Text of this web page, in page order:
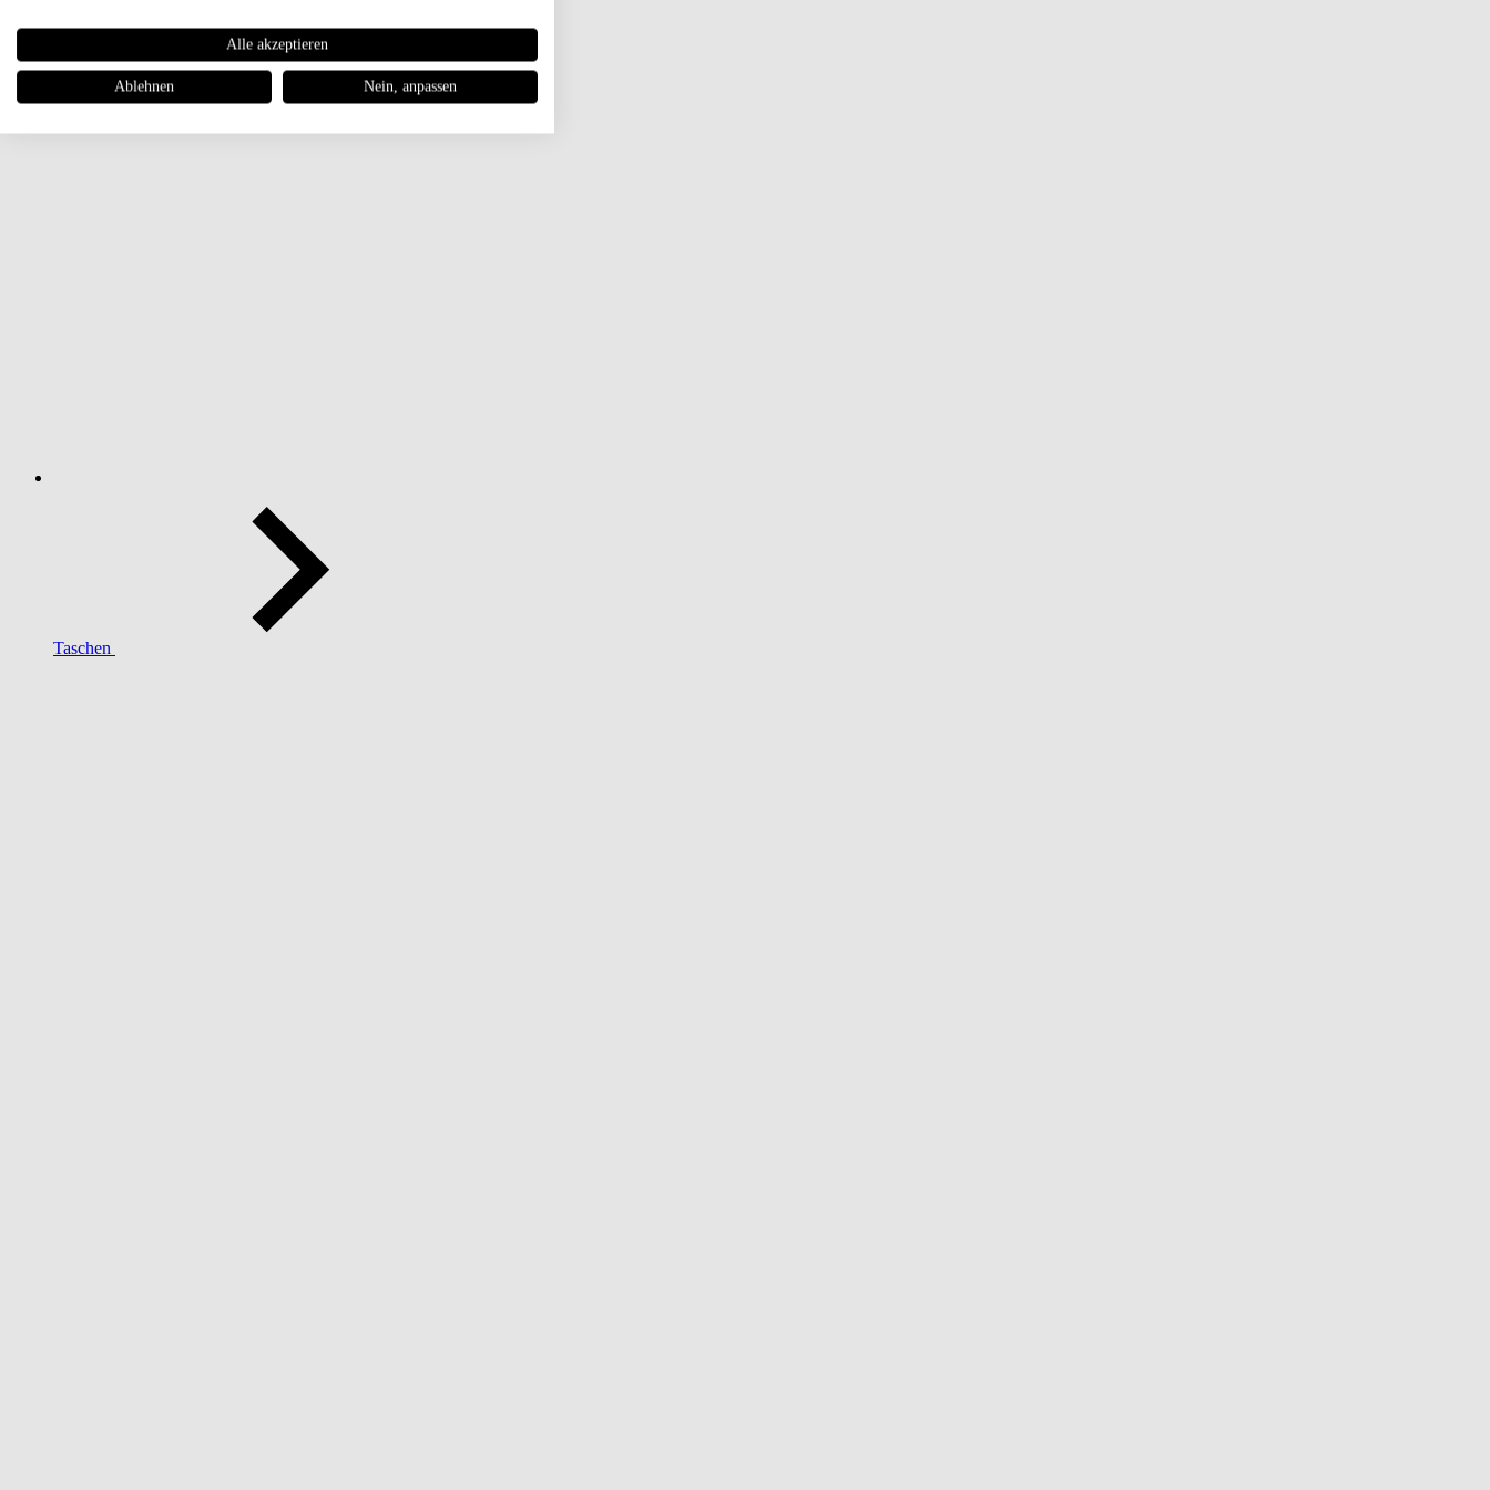
Taschen
Alle akzeptieren
Ablehnen Nein, anpassen